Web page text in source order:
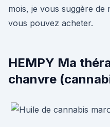
mois, je vous suggère de
vous pouvez acheter.
HEMPY Ma
chanvre